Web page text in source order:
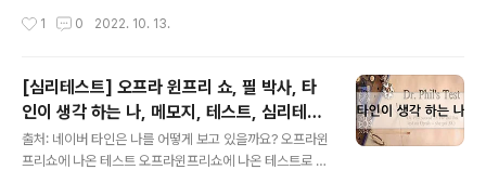
처: 네이버 유명인으로는 우리나라 재벌 이재용, 이건희, 신
이런 느낌이 많나보네요. 출처: 네이버 여러분의 얼굴로 보
는 재산 테스트도 한번 해보세요. 출처: 구글 ▲위 그림을
클릭하시면 'AI로 보는 내 재산'에 대한 정보를 확인 하실
수 있습니다. 시작은 반이 아니다. 시작은 시작일 뿐이다...
Cherry Stone은 여러분에게 "♡ 공감" 에 행복과 기쁨을
1 0 2022. 10. 13.
[심리테스트] 오프라 윈프리 쇼, 필 박사, 타
인이 생각 하는 나, 메모지, 테스트, 심리테스
트
출처: 네이버 타인은 나를 어떻게 보고 있을까요? 오프라윈
프리쇼에 나온 테스트 오프라윈프리쇼에 나온 테스트로 필